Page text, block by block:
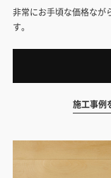
非常にお手頃な価格なが
す。
施工事例